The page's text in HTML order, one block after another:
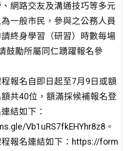
網路交友及溝通技巧等多元
一般市民，參與之公務人員
終身學習（研習）時數每場
鼓勵所屬同仁踴躍報名參
報名自即日起至7月9日或額
共40位，額滿採候補報名登
結如下：
Vb1uRS7fkEHYhr8z8。
程報名連結如下：https://form